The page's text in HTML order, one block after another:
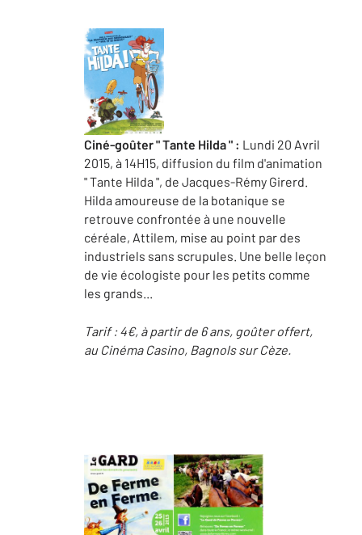
Ciné-goûter " Tante Hilda " : Lundi 20 Avril
2015, à 14H15, diffusion du film d'animation
" Tante Hilda ", de Jacques-Rémy Girerd.
Hilda amoureuse de la botanique se
retrouve confrontée à une nouvelle
céréale, Attilem, mise au point par des
industriels sans scrupules. Une belle leçon
de vie écologiste pour les petits comme
les grands...
Tarif : 4€, à partir de 6 ans, goûter offert,
au Cinéma Casino, Bagnols sur Cèze.